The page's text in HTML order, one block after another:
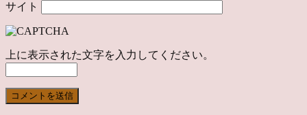
サイト
上に表示された文字を入力してください。